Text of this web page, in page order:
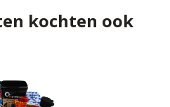
kochten ook